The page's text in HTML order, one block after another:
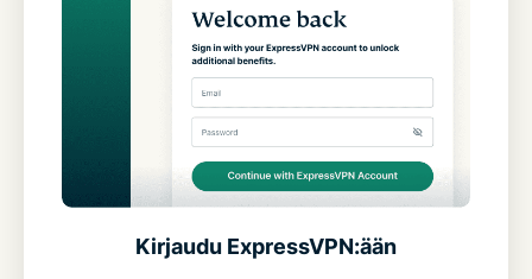
Kirjaudu ExpressVPN:ään